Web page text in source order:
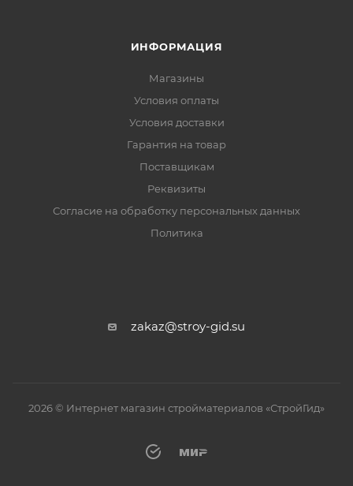
ИНФОРМАЦИЯ
Магазины
Условия оплаты
Условия доставки
Гарантия на товар
Поставщикам
Реквизиты
Согласие на обработку персональных данных
Политика
zakaz@stroy-gid.su
2026 © Интернет магазин стройматериалов «СтройГид»